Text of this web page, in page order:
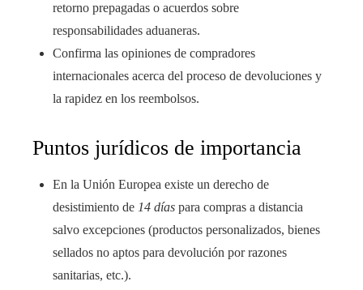
retorno prepagadas o acuerdos sobre
responsabilidades aduaneras.
Confirma las opiniones de compradores
internacionales acerca del proceso de devoluciones y
la rapidez en los reembolsos.
Puntos jurídicos de importancia
En la Unión Europea existe un derecho de
desistimiento de 14 días para compras a distancia
salvo excepciones (productos personalizados, bienes
sellados no aptos para devolución por razones
sanitarias, etc.).